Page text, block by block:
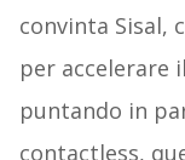
convinta Sisal,
per accelerare
puntando in
contactless,